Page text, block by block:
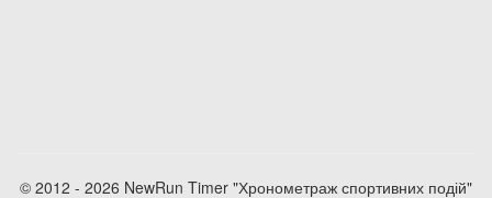
© 2012 - 2026 NewRun Timer "Хронометраж спортивних подій"